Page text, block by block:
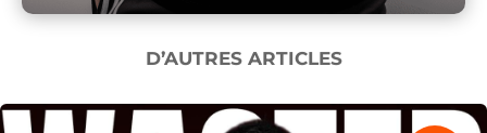
D’AUTRES ARTICLES